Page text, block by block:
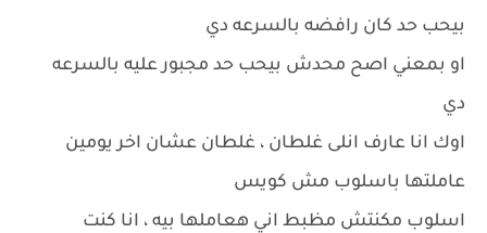
بيحب حد كان رافضه بالسرعه دي
او بمعني اصح محدش بيحب حد مجبور عليه بالسرعه
دي
اوك انا عارف انلى غلطان ، غلطان عشان اخر يومين
عاملتها باسلوب مش كويس
اسلوب مكنتش مظبط اني هعاملها بيه ، انا كنت